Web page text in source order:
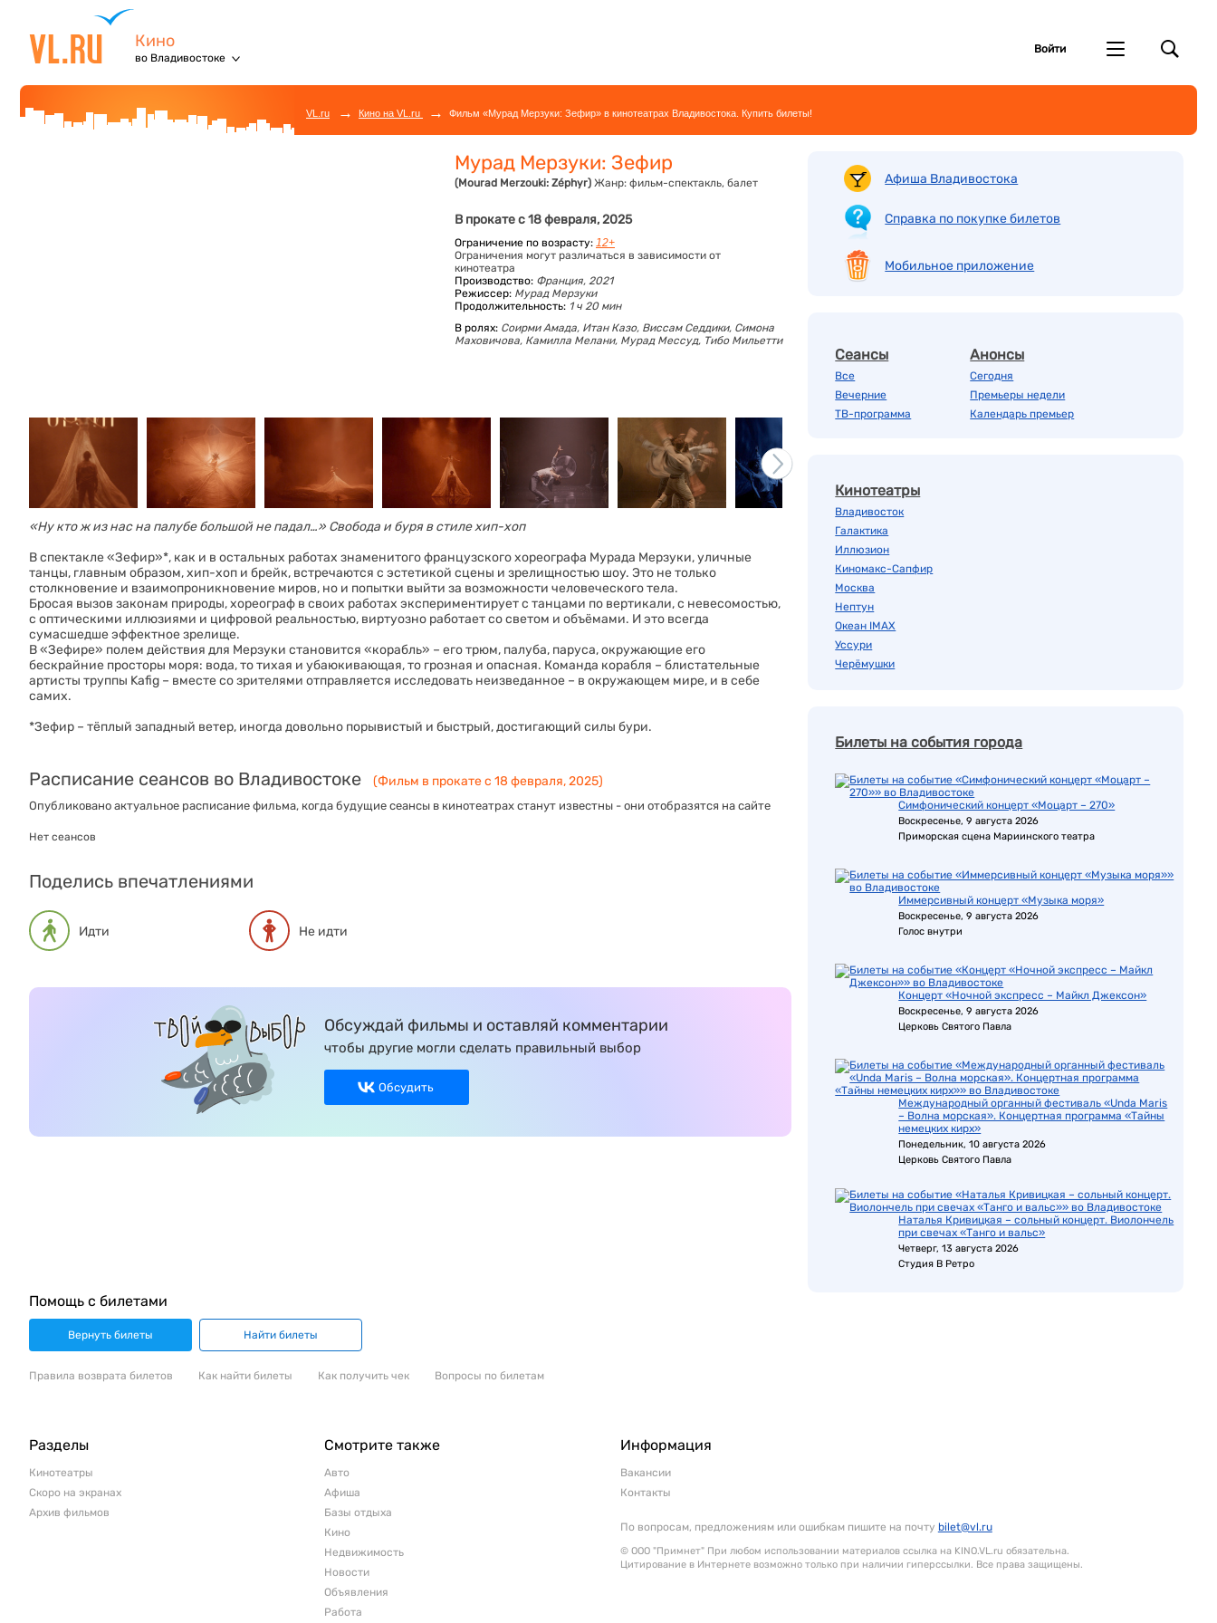
Кино
во Владивостоке
Войти
VL.ru → Кино на VL.ru → Фильм «Мурад Мерзуки: Зефир» в кинотеатрах Владивостока. Купить билеты!
Мурад Мерзуки: Зефир
(Mourad Merzouki: Zéphyr) Жанр: фильм-спектакль, балет
В прокате с 18 февраля, 2025
Ограничение по возрасту: 12+
Ограничения могут различаться в зависимости от
кинотеатра
Производство: Франция, 2021
Режиссер: Мурад Мерзуки
Продолжительность: 1 ч 20 мин
В ролях: Соирми Амада, Итан Казо, Виссам Седдики, Симона
Маховичова, Камилла Мелани, Мурад Мессуд, Тибо Мильетти
«Ну кто ж из нас на палубе большой не падал…» Свобода и буря в стиле хип-хоп
В спектакле «Зефир»*, как и в остальных работах знаменитого французского хореографа Мурада Мерзуки, уличные
танцы, главным образом, хип-хоп и брейк, встречаются с эстетикой сцены и зрелищностью шоу. Это не только
столкновение и взаимопроникновение миров, но и попытки выйти за возможности человеческого тела.
Бросая вызов законам природы, хореограф в своих работах экспериментирует с танцами по вертикали, с невесомостью,
с оптическими иллюзиями и цифровой реальностью, виртуозно работает со светом и объёмами. И это всегда
сумасшедше эффектное зрелище.
В «Зефире» полем действия для Мерзуки становится «корабль» – его трюм, палуба, паруса, окружающие его
бескрайние просторы моря: вода, то тихая и убаюкивающая, то грозная и опасная. Команда корабля – блистательные
артисты труппы Kafig – вместе со зрителями отправляется исследовать неизведанное – в окружающем мире, и в себе
самих.
*Зефир – тёплый западный ветер, иногда довольно порывистый и быстрый, достигающий силы бури.
Расписание сеансов во Владивостоке (Фильм в прокате с 18 февраля, 2025)
Опубликовано актуальное расписание фильма, когда будущие сеансы в кинотеатрах станут известны - они отобразятся на сайте
Нет сеансов
Поделись впечатлениями
Идти Не идти
Обсуждай фильмы и оставляй комментарии
чтобы другие могли сделать правильный выбор
Обсудить
Афиша Владивостока
Справка по покупке билетов
Мобильное приложение
Сеансы
Все
Вечерние
ТВ-программа
Анонсы
Сегодня
Премьеры недели
Календарь премьер
Кинотеатры
Владивосток
Галактика
Иллюзион
Киномакс-Сапфир
Москва
Нептун
Океан IMAX
Уссури
Черёмушки
Билеты на события города
Симфонический концерт «Моцарт – 270»
Воскресенье, 9 августа 2026
Приморская сцена Мариинского театра
Иммерсивный концерт «Музыка моря»
Воскресенье, 9 августа 2026
Голос внутри
Концерт «Ночной экспресс – Майкл Джексон»
Воскресенье, 9 августа 2026
Церковь Святого Павла
Международный органный фестиваль «Unda Maris
– Волна морская». Концертная программа «Тайны
немецких кирх»
Понедельник, 10 августа 2026
Церковь Святого Павла
Наталья Кривицкая – сольный концерт. Виолончель
при свечах «Танго и вальс»
Четверг, 13 августа 2026
Студия В Ретро
Помощь с билетами
Вернуть билеты Найти билеты
Правила возврата билетов Как найти билеты Как получить чек Вопросы по билетам
Разделы
Кинотеатры
Скоро на экранах
Архив фильмов
Смотрите также
Авто
Афиша
Базы отдыха
Кино
Недвижимость
Новости
Объявления
Работа
Информация
Вакансии
Контакты
По вопросам, предложениям или ошибкам пишите на почту bilet@vl.ru
© ООО "Примнет" При любом использовании материалов ссылка на KINO.VL.ru обязательна.
Цитирование в Интернете возможно только при наличии гиперссылки. Все права защищены.